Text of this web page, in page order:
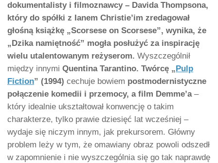
dokumentalisty i filmoznawcy – Davida Thompsona,
który do spółki z Ianem Christie’im zredagował
głośną książkę „Scorsese on Scorsese”, wynika, że
„Dzika namiętność” mogła posłużyć za inspirację
wielu utalentowanym reżyserom. Wyszczególnił
między innymi Quentina Tarantino. Twórcę „Pulp
Fiction” (1994) cechuje bowiem postmodernistyczne
połączenie komedii i przemocy, a film Demme’a–
który idealnie ukształtował konwencję o takim
charakterze, tylko prawie dziesięć lat wcześniej –
wydaje się niczym innym, jak prekursorem. Główny
problem leży w tym, że omawiany obraz powoli odszedł
w zapomnienie i nie wyszczególnia się go tak naprawdę